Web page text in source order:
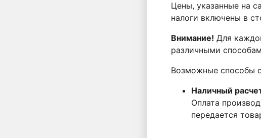
Цены, указанные на
налоги включены в
Внимание! Для
различными
Возможные способы
Наличный
Оплата
передается